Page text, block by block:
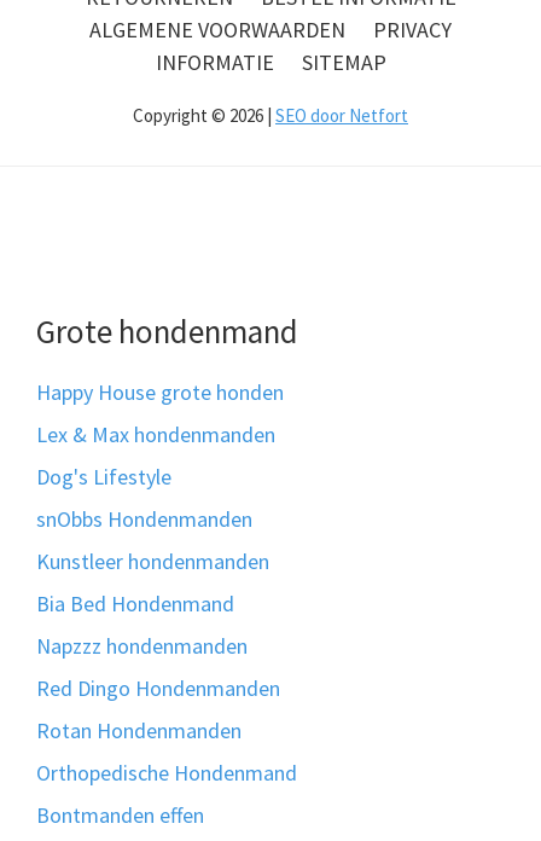
ALGEMENE VOORWAARDEN
PRIVACY
INFORMATIE
SITEMAP
Copyright © 2026 | SEO door Netfort
Grote hondenmand
Happy House grote honden
Lex & Max hondenmanden
Dog's Lifestyle
snObbs Hondenmanden
Kunstleer hondenmanden
Bia Bed Hondenmand
Napzzz hondenmanden
Red Dingo Hondenmanden
Rotan Hondenmanden
Orthopedische Hondenmand
Bontmanden effen